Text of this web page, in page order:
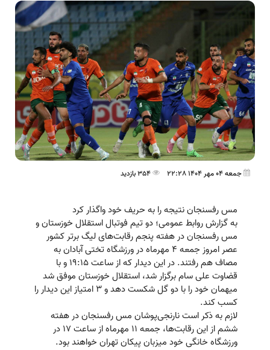
جمعه 04 مهر 1404 22:28
مس رفسنجان نتیجه را به حریف خود واگذار کرد
به گزارش روابط عمومی؛ دو تیم فوتبال استقلال خوزستان و
مس رفسنجان در هفته پنجم رقابت‌های لیگ برتر کشور
عصر امروز جمعه ۴ مهرماه در ورزشگاه تختی آبادان به
مصاف هم رفتند. در این دیدار که از ساعت ۱۹:۱۵ و با
قضاوت علی سام برگزار شد، استقلال خوزستان موفق شد
میهمان خود را با دو گل شکست دهد و ۳ امتیاز این دیدار را
کسب کند.
لازم به ذکر است نارنجی‌پوشان مس رفسنجان در هفته
ششم از این رقابت‌ها، جمعه ۱۱ مهرماه از ساعت ۱۷ در
ورزشگاه خانگی خود میزبان پیکان تهران خواهند بود.